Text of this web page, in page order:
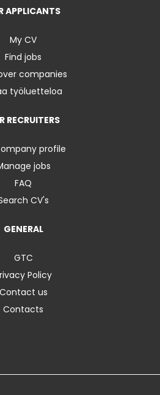
APPLICANTS
My CV
Find jobs
companies
työluetteloa
RECRUITERS
profile
jobs
FAQ
CV's
GENERAL
GTC
Policy
Contact us
Contacts